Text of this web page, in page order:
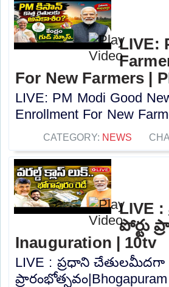
LIVE:
For New Farmers |
LIVE: PM Modi Good
Enrollment For New
CATEGORY: NEWS
LIVE
పోర్టు
Inauguration | 10tv
LIVE : ప్రధాని